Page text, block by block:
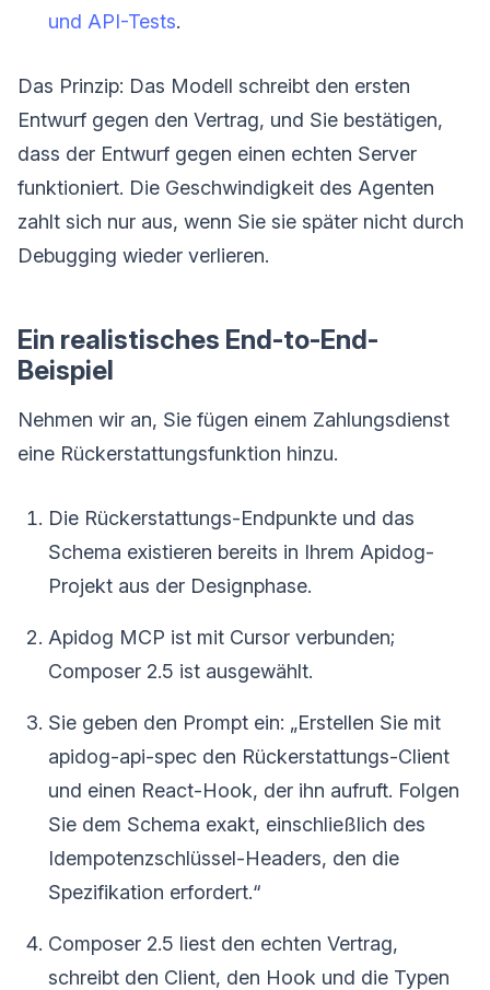
und API-Tests.
Das Prinzip: Das Modell schreibt den ersten
Entwurf gegen den Vertrag, und Sie bestätigen,
dass der Entwurf gegen einen echten Server
funktioniert. Die Geschwindigkeit des Agenten
zahlt sich nur aus, wenn Sie sie später nicht durch
Debugging wieder verlieren.
Ein realistisches End-to-End-
Beispiel
Nehmen wir an, Sie fügen einem Zahlungsdienst
eine Rückerstattungsfunktion hinzu.
Die Rückerstattungs-Endpunkte und das
Schema existieren bereits in Ihrem Apidog-
Projekt aus der Designphase.
Apidog MCP ist mit Cursor verbunden;
Composer 2.5 ist ausgewählt.
Sie geben den Prompt ein: „Erstellen Sie mit
apidog-api-spec den Rückerstattungs-Client
und einen React-Hook, der ihn aufruft. Folgen
Sie dem Schema exakt, einschließlich des
Idempotenzschlüssel-Headers, den die
Spezifikation erfordert.“
Composer 2.5 liest den echten Vertrag,
schreibt den Client, den Hook und die Typen